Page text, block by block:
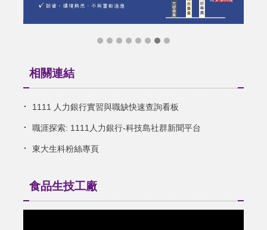
相關連結
1111 人力銀行實習與職缺快速查詢看板
職涯探索: 1111人力銀行-科技島社群新聞平台
東大生科粉絲專頁
食品生技工廠